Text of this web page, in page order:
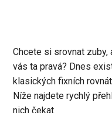
Chcete si srovnat zuby,
vás ta pravá? Dnes
klasických fixních
Níže najdete rychlý
nich čekat.